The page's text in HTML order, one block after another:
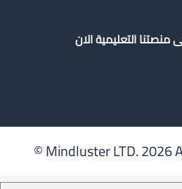
التعليمية الان
Mindluster LTD.2026